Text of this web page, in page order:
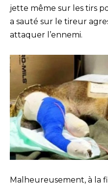
jette même sur les tirs
a sauté sur le tireur
attaquer l’ennemi.
Malheureusement, à la